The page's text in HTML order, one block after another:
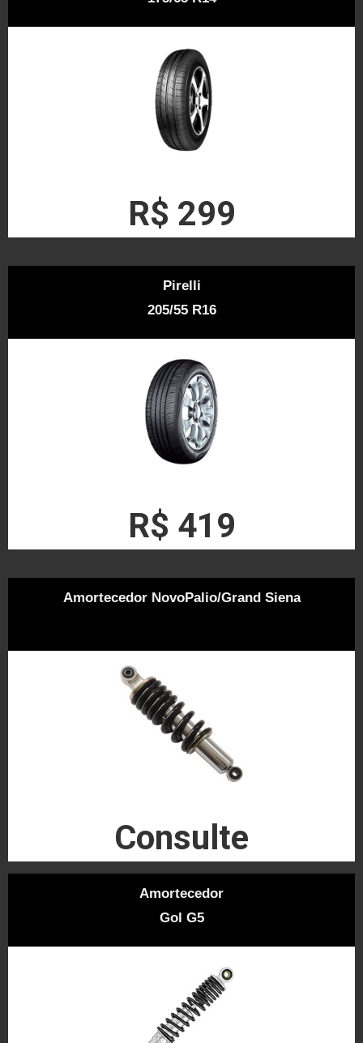
R$ 299
Pirelli
205/55 R16
R$ 419
Amortecedor NovoPalio/Grand Siena
Consulte
Amortecedor
Gol G5